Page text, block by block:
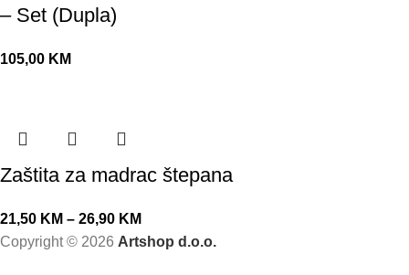
– Set (Dupla)
105,00 KM
Zaštita za madrac štepana
21,50 KM – 26,90 KM
Copyright © 2026 Artshop d.o.o.